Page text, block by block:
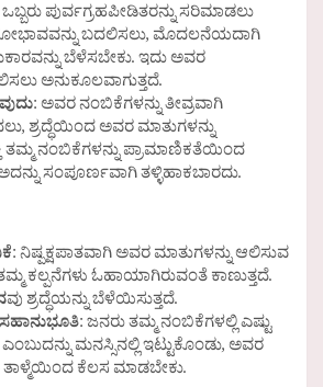
ಪುರ್ವಗ್ರಹಪೀಡಿತರನ್ನು ಸರಿಮಾಡಲು
ಬದಲಿಸಲು, ಮೊದಲನೆಯದಾಗಿ
ಬೆಳೆಸಬೇಕು. ಇದು ಅವರ
ಅನುಕೂಲವಾಗುತ್ತದೆ.
: ಅವರ ನಂಬಿಕೆಗಳನ್ನು ತೀವ್ರವಾಗಿ
ಶ್ರದ್ಧೆಯಿಂದ ಅವರ ಮಾತುಗಳನ್ನು
ತಮ್ಮ ನಂಬಿಕೆಗಳನ್ನು ಪ್ರಾಮಾಣಿಕತೆಯಿಂದ
ಸಂಪೂರ್ಣವಾಗಿ ತಳ್ಳಿಹಾಕಬಾರದು.
: ನಿಷ್ಪಕ್ಷಪಾತವಾಗಿ ಅವರ ಮಾತುಗಳನ್ನು ಆಲಿಸುವ
ಕಲ್ಪನೆಗಳು ಓಹಾಯಾಗಿರುವಂತೆ ಕಾಣುತ್ತದೆ.
ವು ಶ್ರದ್ಧೆಯನ್ನು ಬೆಳೆಯಿಸುತ್ತದೆ.
: ಜನರು ತಮ್ಮ ನಂಬಿಕೆಗಳಲ್ಲಿ ಎಷ್ಟು
ಮನಸ್ಸಿನಲ್ಲಿ ಇಟ್ಟುಕೊಂಡು, ಅವರ
ಕೆಲಸ ಮಾಡಬೇಕು.